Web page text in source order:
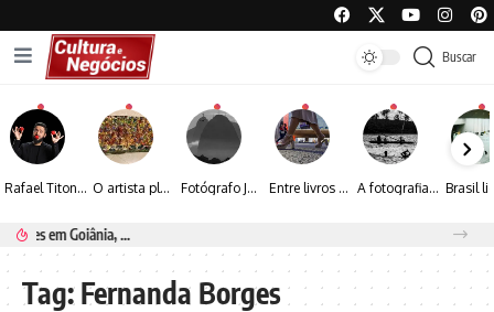
Buscar
Rafael Titonelly leva magia e acolhimento a crianças em tratamento oncológico em Juiz de Fora O artista plástico Jorge Luiz transforma sustentabilidade e criatividade em arte contemporânea Fotógrafo José Roberto apresenta um olhar sensível sobre arquitetura, formas e luz na fotografia Entre livros e fotografia autoral, Sebastião Reis consolida uma trajetória marcada pelo olhar artístico A fotografia contemporânea de Cynthia Feyh Jappur entre luz, movimento e arte
Tag:Fernanda Borges